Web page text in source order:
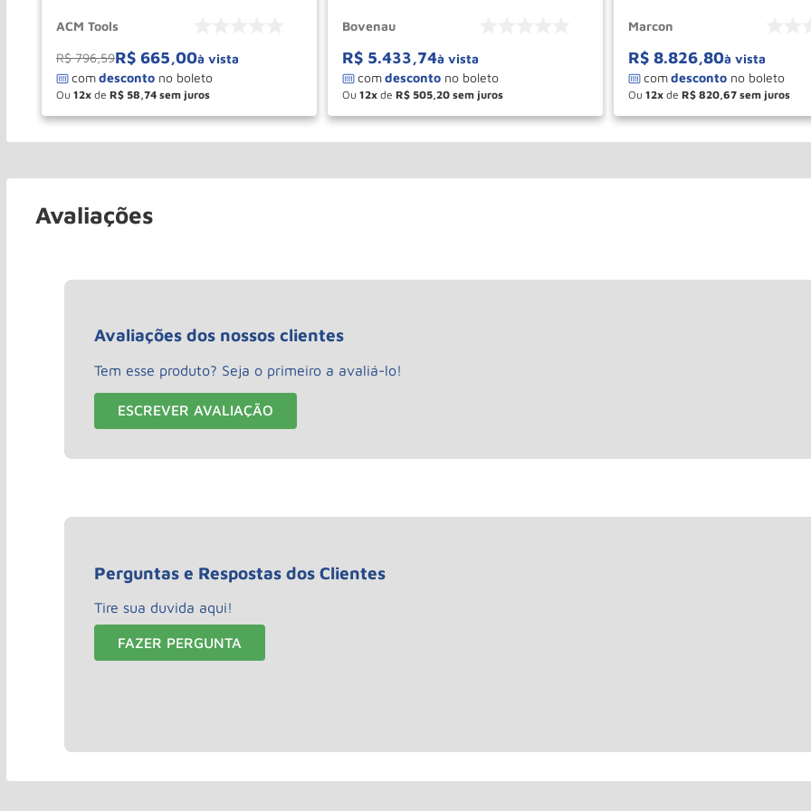
ACM Tools
R$ 796,59R$ 665,00à vista
Ou 12 de R$ 58 74
＋
－ COMPRAR
Bovenau
R$ 5.433,74à vista
Ou 12 de R$ 505 20
＋
－ COMPRAR
Marcon
R$ 8.826,80à vista
Ou 12 de R$ 820 67
＋
－
Avaliações
Avaliações dos nossos clientes
Tem esse produto? Seja o primeiro a avaliá-lo!
ESCREVER AVALIAÇÃO
Perguntas e Respostas dos Clientes
Tire sua duvida aqui!
FAZER PERGUNTA